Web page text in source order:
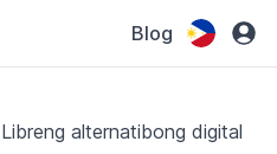
Blog
alternatibong digital